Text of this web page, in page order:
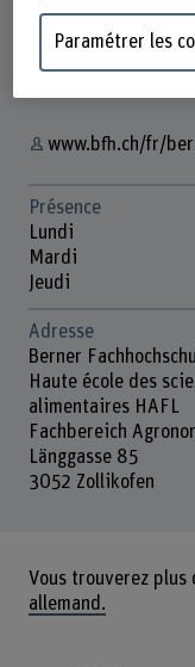
Contact
+41 31 910 22 33
www.bfh.ch/fr/
Présence
Lundi
Mardi
Jeudi
Adresse
Berner
Haute école des
alimentaires HAFL
Fachbereich
Länggasse 85
3052 Zollikofen
Vous trouverez
allemand.
Paramétrer les